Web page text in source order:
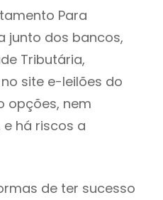
Para
junto dos bancos,
Tributária,
site e-leilões do
opções, nem
há riscos a
de ter sucesso